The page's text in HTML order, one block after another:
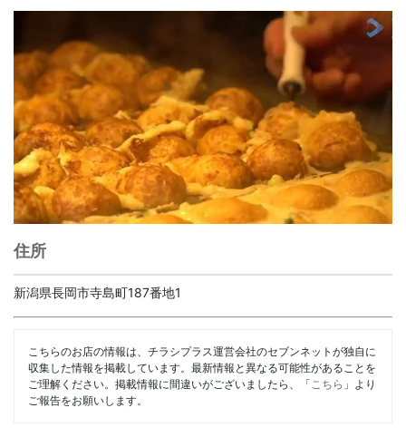
住所
新潟県長岡市寺島町187番地1
こちらのお店の情報は、チラシプラス運営会社のセブンネットが独自に
収集した情報を掲載しています。最新情報と異なる可能性があることを
ご理解ください。掲載情報に間違いがございましたら、「 こちら 」より
ご報告をお願いします。